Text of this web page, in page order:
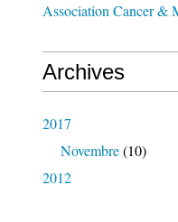
Association Cancer &
Archives
2017
Novembre(10)
2012